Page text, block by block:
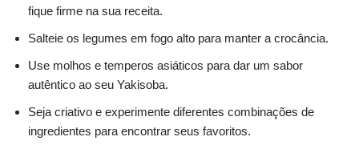
fique firme na sua receita.
Salteie os legumes em fogo alto para manter a crocância.
Use molhos e temperos asiáticos para dar um sabor
autêntico ao seu Yakisoba.
Seja criativo e experimente diferentes combinações de
ingredientes para encontrar seus favoritos.